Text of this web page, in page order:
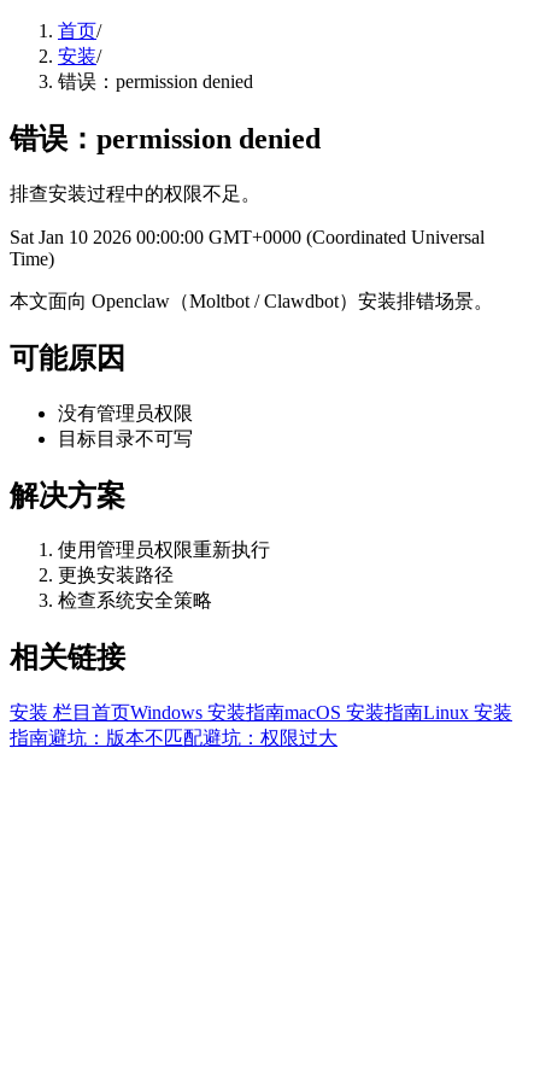
首页/
安装/
错误：permission denied
错误：permission denied
排查安装过程中的权限不足。
Sat Jan 10 2026 00:00:00 GMT+0000 (Coordinated Universal
Time)
本文面向 Openclaw（Moltbot / Clawdbot）安装排错场景。
可能原因
没有管理员权限
目标目录不可写
解决方案
使用管理员权限重新执行
更换安装路径
检查系统安全策略
相关链接
安装 栏目首页Windows 安装指南macOS 安装指南Linux 安装
指南避坑：版本不匹配避坑：权限过大